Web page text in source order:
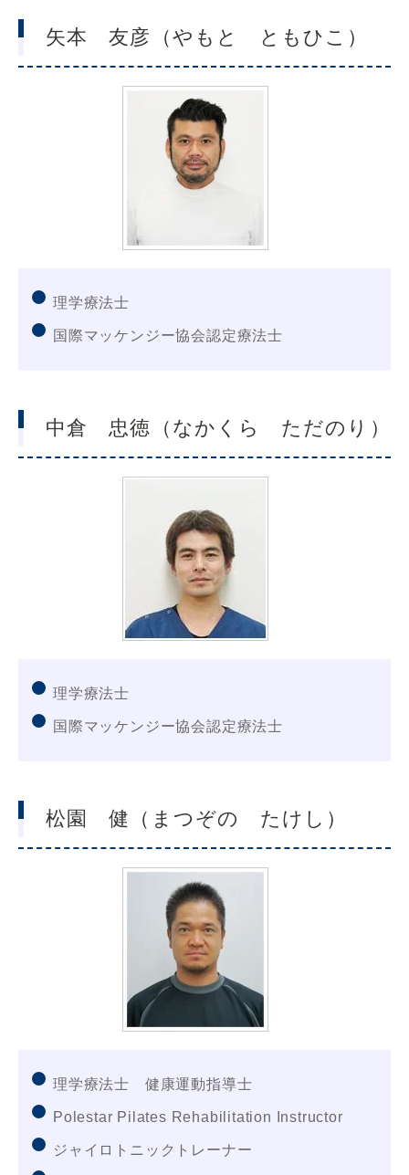
矢本 友彦（やもと ともひこ）
理学療法士
国際マッケンジー協会認定療法士
中倉 忠徳（なかくら ただのり）
理学療法士
国際マッケンジー協会認定療法士
松園 健（まつぞの たけし）
理学療法士 健康運動指導士
Polestar Pilates Rehabilitation Instructor
ジャイロトニックトレーナー